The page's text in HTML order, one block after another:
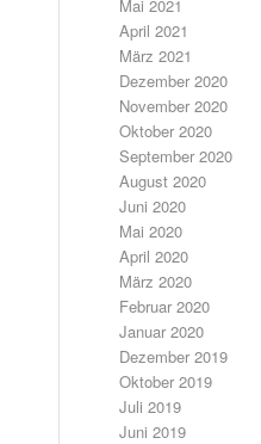
Mai 2021
April 2021
März 2021
Dezember 2020
November 2020
Oktober 2020
September 2020
August 2020
Juni 2020
Mai 2020
April 2020
März 2020
Februar 2020
Januar 2020
Dezember 2019
Oktober 2019
Juli 2019
Juni 2019